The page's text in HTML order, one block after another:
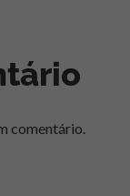
comentário.